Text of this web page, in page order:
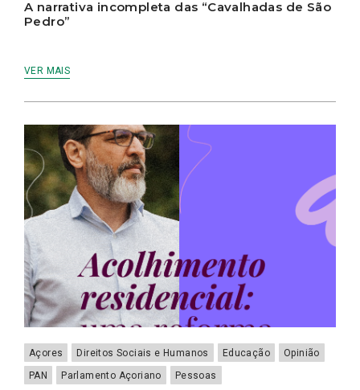
A narrativa incompleta das “Cavalhadas de São
Pedro”
VER MAIS
Açores Direitos Sociais e Humanos Educação
Opinião
PAN
Parlamento Açoriano Pessoas